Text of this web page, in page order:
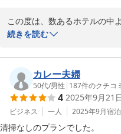
次回お越しの際も快適にお過
らなるサービス向上に努めて
またのご来館を心よりお待ち
2025-12-11
ーには味噌汁やコーンスープが
だきました。
この度は、数あるホテルの中
お選びいただき、誠にありが
す。
アクセス面や館内の清潔さ、
お褒めの言葉を頂戴し、大変
アメニティ類やドリンクバー
何よりでございます。
続きを読む
カレー夫婦
50代/男性 | 187件のクチコミ
4 2025年9月21
ビジネス 一人 2025年9月宿泊
清掃なしのプランでした。